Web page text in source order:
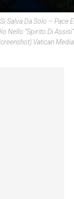
Salva Da Solo – Pace E
Nello “spirito Di Assisi”
Vatican Media